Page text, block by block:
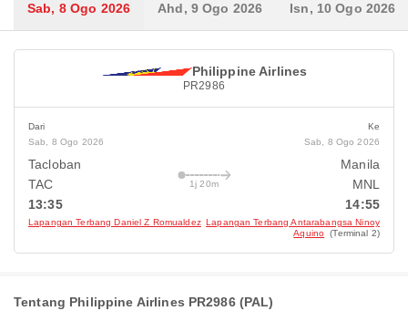
Sab, 8 Ogo 2026 Ahd, 9 Ogo 2026 Isn, 10 Ogo 2026
Philippine Airlines
PR2986
Dari
Sab, 8 Ogo 2026
Tacloban
TAC
13:35
Lapangan Terbang Daniel Z Romualdez
1j 20m
Ke
Sab, 8 Ogo 2026
Manila
MNL
14:55
Lapangan Terbang Antarabangsa Ninoy
Aquino (Terminal 2)
Tentang Philippine Airlines PR2986 (PAL)